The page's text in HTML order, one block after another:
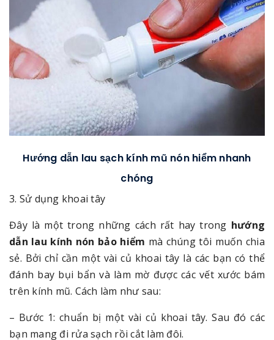
Hướng dẫn lau sạch kính mũ nón hiểm nhanh
chóng
3. Sử dụng khoai tây
Đây là một trong những cách rất hay trong hướng
dẫn lau kính nón bảo hiểm mà chúng tôi muốn chia
sẻ. Bởi chỉ cần một vài củ khoai tây là các bạn có thể
đánh bay bụi bẩn và làm mờ được các vết xước bám
trên kính mũ. Cách làm như sau:
– Bước 1: chuẩn bị một vài củ khoai tây. Sau đó các
bạn mang đi rửa sạch rồi cắt làm đôi.